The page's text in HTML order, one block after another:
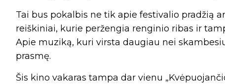
Tai bus pokalbis ne tik apie festivalio pradžią
reiškiniai, kurie peržengia renginio ribas ir
Apie muziką, kuri virsta daugiau nei
prasmę.
Šis kino vakaras tampa dar vienu